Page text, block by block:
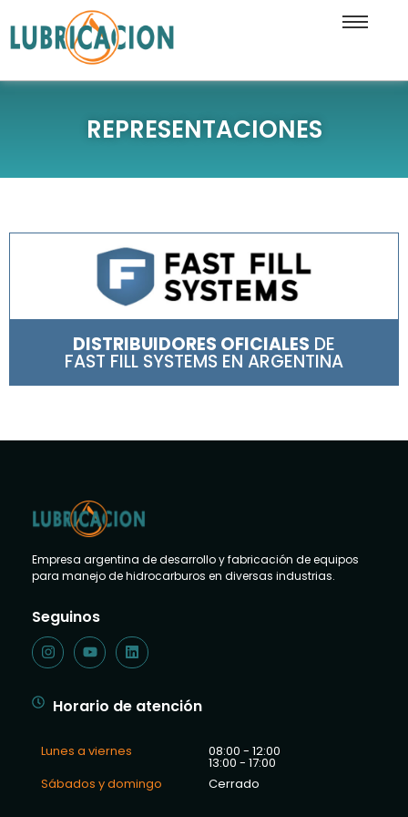
REPRESENTACIONES
DISTRIBUIDORES OFICIALES DE
FAST FILL SYSTEMS EN ARGENTINA
Empresa argentina de desarrollo y fabricación de equipos
para manejo de hidrocarburos en diversas industrias.
Seguinos
Horario de atención
Lunes a viernes 08:00 - 12:00
13:00 - 17:00
Sábados y domingo
Cerrado